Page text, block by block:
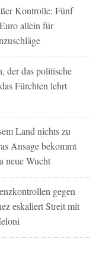
Kontrolle: Fünf
allein für
der das politische
Fürchten lehrt
Land nichts zu
Ansage bekommt
neue Wucht
gegen
eskaliert Streit mit